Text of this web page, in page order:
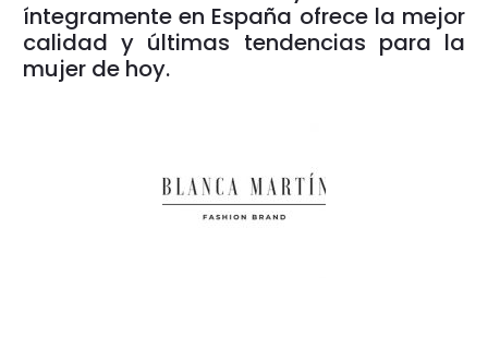
íntegramente en España ofrece la mejor
calidad y últimas tendencias para la
mujer de hoy.